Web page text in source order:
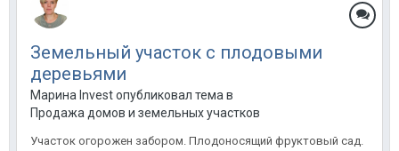
Земельный участок с плодовыми
деревьями
Марина Invest опубликовал тема в
Продажа домов и земельных участков
Участок огорожен забором. Плодоносящий фруктовый сад.